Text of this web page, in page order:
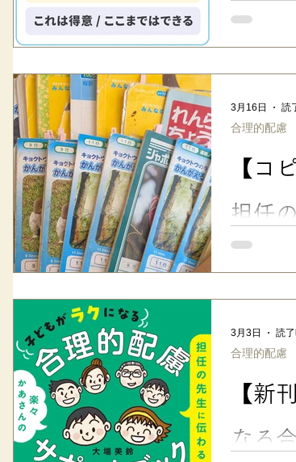
ことやお願
い先生も、
しても大丈
の連絡帳の
かけや工
慮
【コ
担任
を、楽々か
生に伝えて
生はお忙し
う伝えれ
通常学級の
合理的配慮
3月16日 読
【新
なる
合理的配慮
3月3日 読